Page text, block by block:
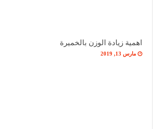
اهمية زيادة الوزن بالخميرة
مارس 13, 2019